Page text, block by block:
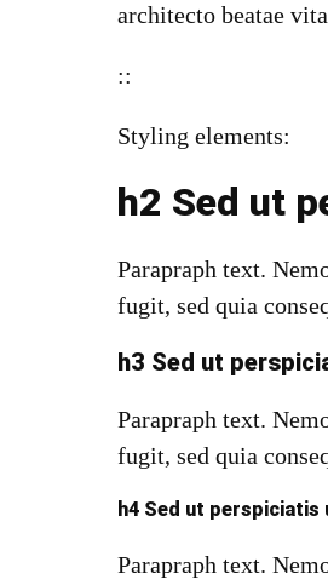
architecto beatae
::
Styling elements:
h2 Sed ut
Parapraph text.
fugit, sed quia
h3 Sed ut
Parapraph text.
fugit, sed quia
h4 Sed ut perspiciatis
Parapraph text.